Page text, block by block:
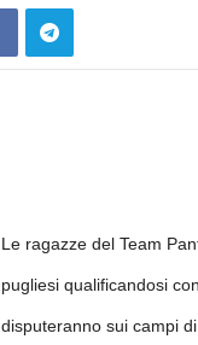
Le ragazze del Team
pugliesi qualificandosi
disputeranno sui campi